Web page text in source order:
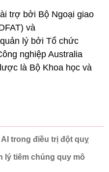
trợ bởi Bộ Ngoại giao
và
lý bởi Tổ chức
nghiệp Australia
là Bộ Khoa học và
trong điều trị đột quỵ
lý tiêm chủng quy mô